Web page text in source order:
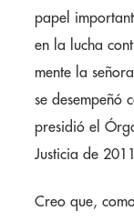
papel
en la lucha
mente la
se desempeñó
presidió el
Justicia de
Creo que,